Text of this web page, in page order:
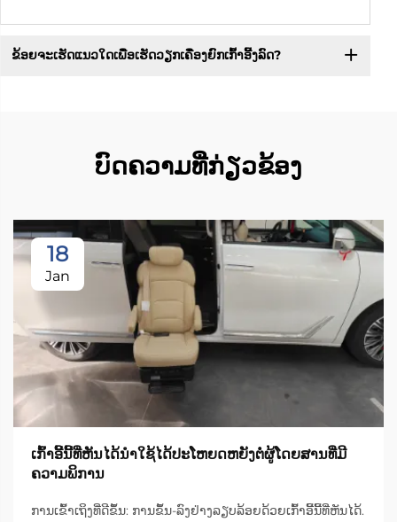
ຂ້ອຍຈະເຮັດແນວໃດເພື່ອເຮັດວຽກເຄື່ອງຍົກເກົ້າອີ້ງລົດ?
ບົດຄວາມທີ່ກ່ຽວຂ້ອງ
18
Jan
ເກົ້າອີ້ນີ້ທີ່ຫັນໄດ້ນຳໃຊ້ໄດ້ປະໂຫຍດຫຍັງຕໍ່ຜູ້ໂດຍສານທີ່ມີ
ຄວາມພິການ
ການເຂົ້າເຖິງທີ່ດີຂຶ້ນ: ການຂຶ້ນ-ລົງຢ່າງລຽບລ້ອຍດ້ວຍເກົ້າອີ້ນີ້ທີ່ຫັນໄດ້.